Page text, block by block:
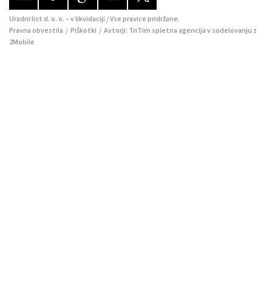
Uradni list d. o. o. – v likvidaciji / Vse pravice pridržane.
Pravna obvestila / Piškotki / Avtorji: TriTim spletna agencija v sodelovanju z
2Mobile